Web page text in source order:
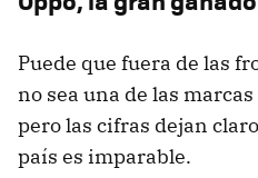
Puede que fuera de las
no sea una de las
pero las cifras dejan
país es imparable.